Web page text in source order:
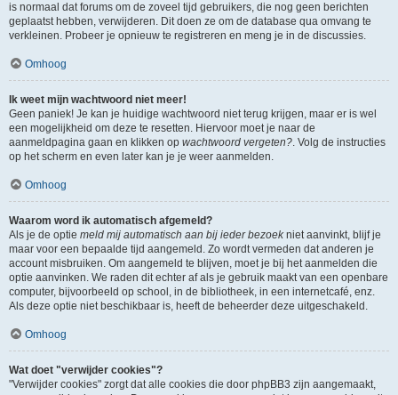
is normaal dat forums om de zoveel tijd gebruikers, die nog geen berichten
geplaatst hebben, verwijderen. Dit doen ze om de database qua omvang te
verkleinen. Probeer je opnieuw te registreren en meng je in de discussies.
Omhoog
Ik weet mijn wachtwoord niet meer!
Geen paniek! Je kan je huidige wachtwoord niet terug krijgen, maar er is wel
een mogelijkheid om deze te resetten. Hiervoor moet je naar de
aanmeldpagina gaan en klikken op wachtwoord vergeten?. Volg de instructies
op het scherm en even later kan je je weer aanmelden.
Omhoog
Waarom word ik automatisch afgemeld?
Als je de optie meld mij automatisch aan bij ieder bezoekniet aanvinkt, blijf je
maar voor een bepaalde tijd aangemeld. Zo wordt vermeden dat anderen je
account misbruiken. Om aangemeld te blijven, moet je bij het aanmelden die
optie aanvinken. We raden dit echter af als je gebruik maakt van een openbare
computer, bijvoorbeeld op school, in de bibliotheek, in een internetcafé, enz.
Als deze optie niet beschikbaar is, heeft de beheerder deze uitgeschakeld.
Omhoog
Wat doet "verwijder cookies"?
"Verwijder cookies" zorgt dat alle cookies die door phpBB3 zijn aangemaakt,